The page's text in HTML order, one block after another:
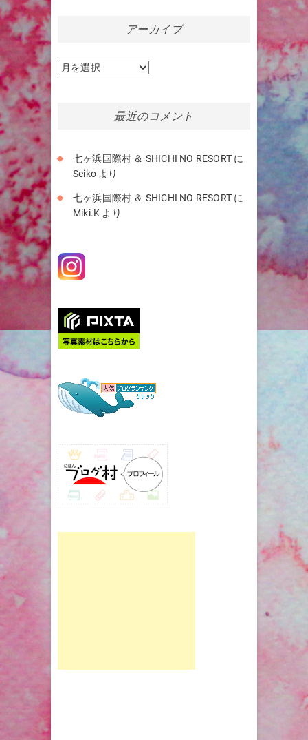
アーカイブ
ア
最近のコメント
七ヶ浜国際村 ＆ SHICHI NO RESORT に
Seiko より
七ヶ浜国際村 ＆ SHICHI NO RESORT に
Miki.K より